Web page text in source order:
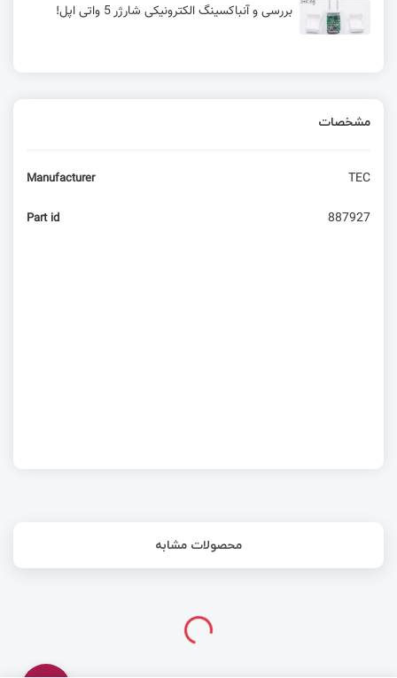
بررسی و آنباکسینگ الکترونیکی شارژر 5 واتی اپل!
امبدد لینوکس – کی از کامپیوتر تک بردی 5 دلاری
مشخصات
Manufacturer TEC
Part id 887927
محصولات مشابه